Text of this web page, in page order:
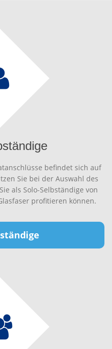
befindet sich auf
Sie bei der Auswahl des
als Solo-Selbständige von
profitieren können.